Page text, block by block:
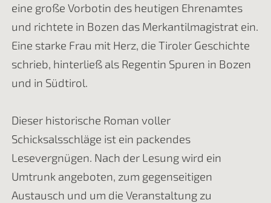
eine große Vorbotin des heutigen Ehrenamtes
und richtete in Bozen das Merkantilmagistrat ein.
Eine starke Frau mit Herz, die Tiroler Geschichte
schrieb, hinterließ als Regentin Spuren in Bozen
und in Südtirol.
Dieser historische Roman voller
Schicksalsschläge ist ein packendes
Lesevergnügen. Nach der Lesung wird ein
Umtrunk angeboten, zum gegenseitigen
Austausch und um die Veranstaltung zu